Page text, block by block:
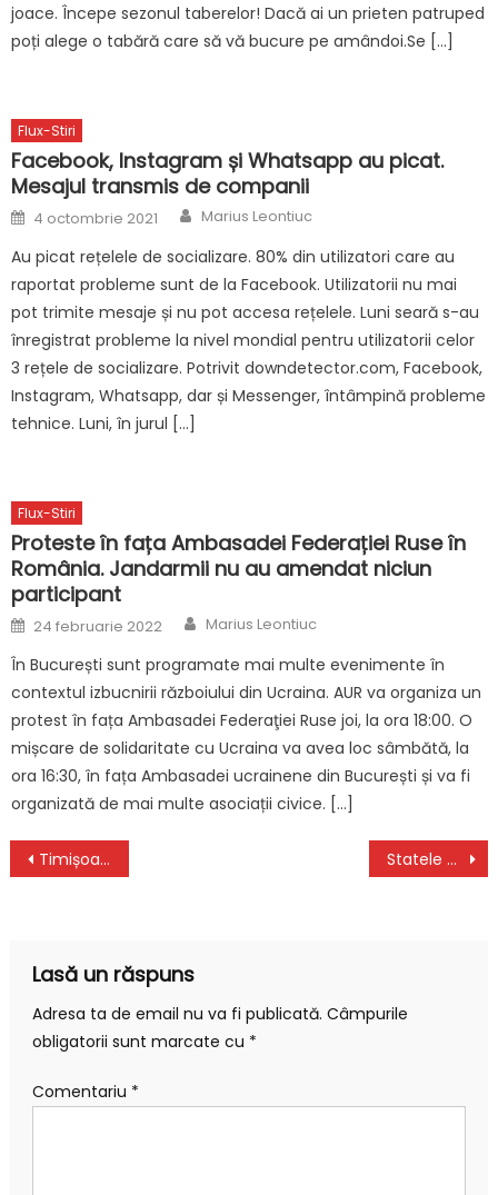
joace. Începe sezonul taberelor! Dacă ai un prieten patruped
poți alege o tabără care să vă bucure pe amândoi.Se […]
Flux-Stiri
Facebook, Instagram și Whatsapp au picat.
Mesajul transmis de companii
Posted
on
4 octombrie 2021 Author
Marius Leontiuc
Au picat rețelele de socializare. 80% din utilizatori care au
raportat probleme sunt de la Facebook. Utilizatorii nu mai
pot trimite mesaje și nu pot accesa rețelele. Luni seară s-au
înregistrat probleme la nivel mondial pentru utilizatorii celor
3 rețele de socializare. Potrivit downdetector.com, Facebook,
Instagram, Whatsapp, dar și Messenger, întâmpină probleme
tehnice. Luni, în jurul […]
Flux-Stiri
Proteste în fața Ambasadei Federației Ruse în
România. Jandarmii nu au amendat niciun
participant
Posted
on
24 februarie 2022 Author
Marius Leontiuc
În București sunt programate mai multe evenimente în
contextul izbucnirii războiului din Ucraina. AUR va organiza un
protest în fața Ambasadei Federaţiei Ruse joi, la ora 18:00. O
mișcare de solidaritate cu Ucraina va avea loc sâmbătă, la
ora 16:30, în fața Ambasadei ucrainene din București și va fi
organizată de mai multe asociații civice. […]
Navigare
Timișoara găzduiește peste 100 de evenimente în weekend. Studenții orașului iau atitudine împotriva consumului de droguri Statele Unite promit sprijin pentru Israel. Joe Biden: Nu există niciodată o justificare pentru atacurile teroriste
Lasă un răspuns
Adresa ta de email nu va fi publicată. Câmpurile
obligatorii sunt marcate cu *
Comentariu *